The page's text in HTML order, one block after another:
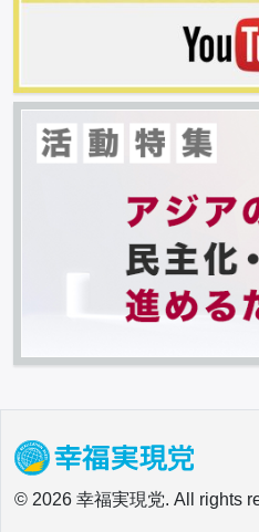
© 2026 幸福実現党. All rights